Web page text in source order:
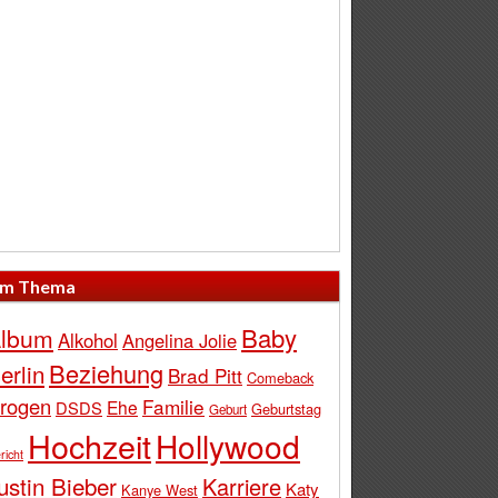
Thema
Alkohol Angelina Jolie Baby
Beziehung Brad Pitt Comeback
DSDS Ehe Familie Geburt Geburtstag
HochzeitHollywood
Bieber Kanye West Karriere Katy